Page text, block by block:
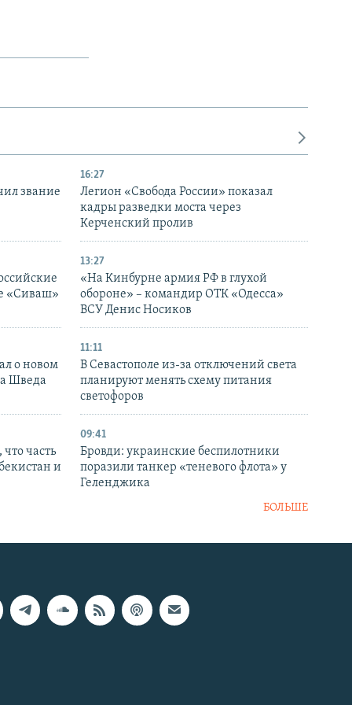
звание
16:27
Легион «Свобода России» показал
кадры разведки моста через
Керченский пролив
«Сиваш»
13:27
«На Кинбурне армия РФ в глухой
обороне» – командир ОТК «Одесса»
ВСУ Денис Носиков
о новом
Шведа
11:11
В Севастополе из-за отключений света
планируют менять схему питания
светофоров
часть
и
09:41
Бровди: украинские беспилотники
поразили танкер «теневого флота» у
Геленджика
БОЛЬШЕ